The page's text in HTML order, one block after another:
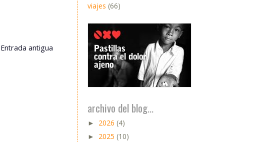
Entrada antigua
viajes (66)
archivo del blog...
► 2026 (4)
► 2025 (10)